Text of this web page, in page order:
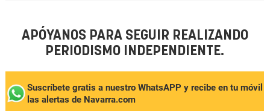
APÓYANOS PARA SEGUIR REALIZANDO
PERIODISMO INDEPENDIENTE.
Suscríbete gratis a nuestro WhatsAPP y recibe en tu móvil
las alertas de Navarra.com